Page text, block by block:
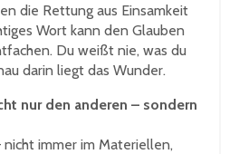
die Rettung aus Einsamkeit
Wort kann den Glauben
Du weißt nie, was du
darin liegt das Wunder.
nur den anderen – sondern
nicht immer im Materiellen,